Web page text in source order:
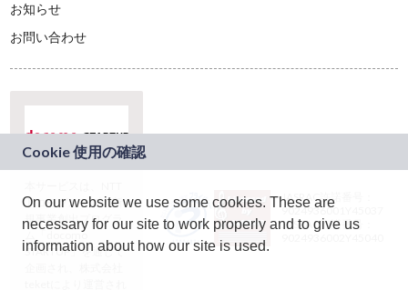
お知らせ
お問い合わせ
ドコモグループの新
規事業創出プログラ
ム「docomo
STARTUP」を通じて
JASRAC許諾番号：
9024936001Y45037
JASRAC許諾番号：
On our website we use some cookies. These are
necessary for our site to work properly and to give us
information about how our site is used.